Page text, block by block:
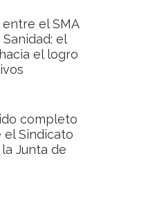
el SMA
el
el logro
completo
Sindicato
Junta de